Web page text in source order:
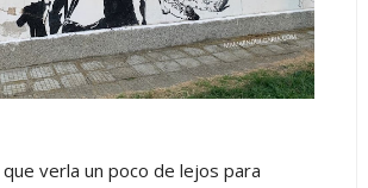
que verla un poco de lejos para